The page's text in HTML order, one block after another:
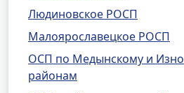
Людиновское РОСП
Малоярославецкое РОСП
ОСП по Медынскому и
районам